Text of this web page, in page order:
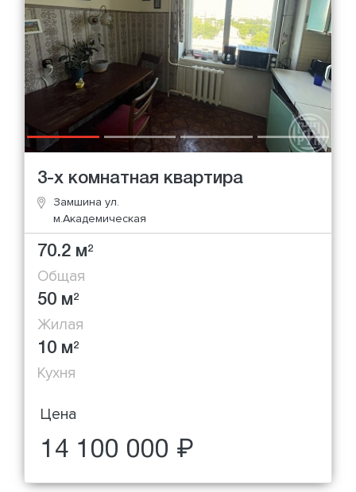
3-х комнатная квартира
Замшина ул.
м.Академическая
70.2 м2
Общая
50 м2
Жилая
10 м2
Кухня
Цена
14 100 000 ₽